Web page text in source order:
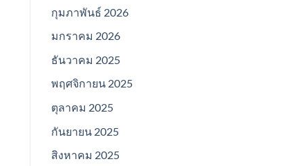
กุมภาพันธ์ 2026
มกราคม 2026
ธันวาคม 2025
พฤศจิกายน 2025
ตุลาคม 2025
กันยายน 2025
สิงหาคม 2025